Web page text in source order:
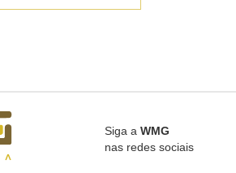
Siga a WMG
nas redes sociais